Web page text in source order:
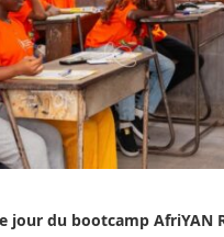
jour du bootcamp AfriYAN